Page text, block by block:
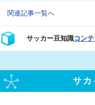
関連記事一覧へ
サッカー豆知識コン
サカ